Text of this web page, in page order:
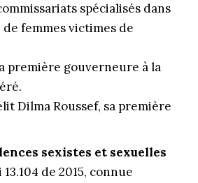
spécialisés dans
femmes victimes de
première gouverneure à la
Dilma Roussef, sa première
sexistes et sexuelles
de 2015, connue